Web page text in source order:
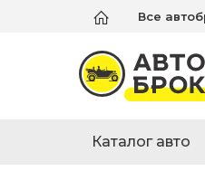
Все
Каталог авто